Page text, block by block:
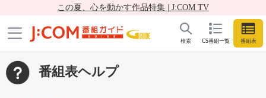
この夏、心を動かす作品特集 | J:COM TV
CS番組一覧 番組表
検索
番組表ヘルプ